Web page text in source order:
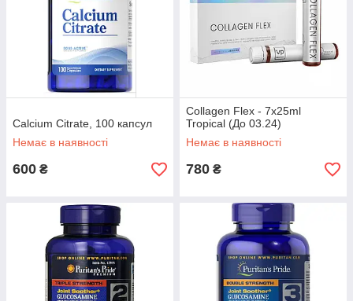
Calcium Citrate, 100 капсул
Немає в наявності
600 ₴
Collagen Flex - 7x25ml
Tropical (До 03.24)
Немає в наявності
780 ₴